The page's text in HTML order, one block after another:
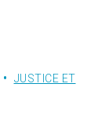
JUSTICE ET